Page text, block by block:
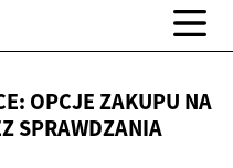
OPCJE ZAKUPU NA
SPRAWDZANIA